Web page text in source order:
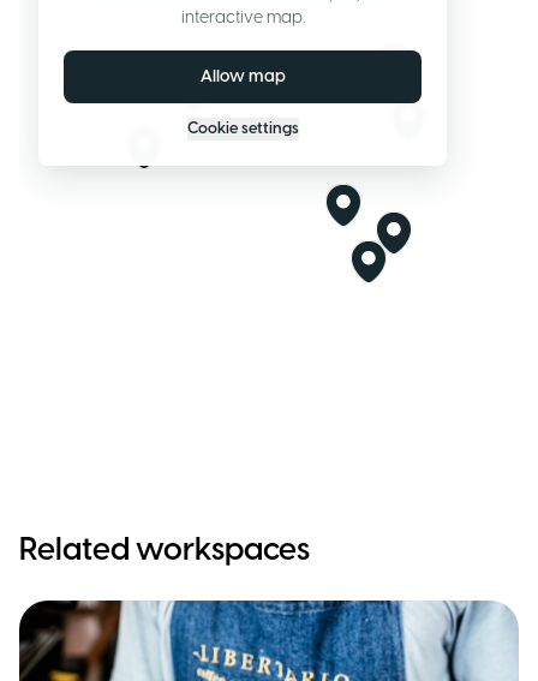
interactive map.
Allow map
Cookie settings
Related workspaces